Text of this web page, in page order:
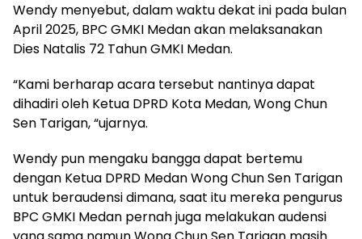
Wendy menyebut, dalam waktu dekat ini pada bulan
April 2025, BPC GMKI Medan akan melaksanakan
Dies Natalis 72 Tahun GMKI Medan.
“Kami berharap acara tersebut nantinya dapat
dihadiri oleh Ketua DPRD Kota Medan, Wong Chun
Sen Tarigan, “ujarnya.
Wendy pun mengaku bangga dapat bertemu
dengan Ketua DPRD Medan Wong Chun Sen Tarigan
untuk beraudensi dimana, saat itu mereka pengurus
BPC GMKI Medan pernah juga melakukan audensi